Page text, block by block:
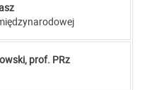
prof. PRz